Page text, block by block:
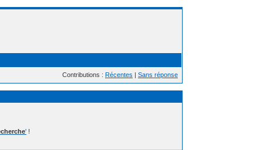
Contributions : Récentes | Sans réponse
' !